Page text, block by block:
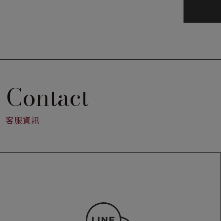
Contact
客服資訊